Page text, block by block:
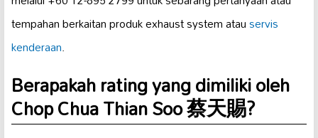
tempahan berkaitan produk exhaust system atauservis
kenderaan.
Berapakah rating yang dimiliki oleh
Chop Chua Thian Soo 蔡天賜?